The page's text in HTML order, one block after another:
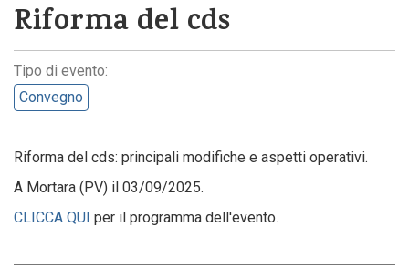
Riforma del cds
Tipo di evento:
Convegno
Riforma del cds: principali modifiche e aspetti operativi.
A Mortara (PV) il 03/09/2025.
CLICCA QUI per il programma dell'evento.